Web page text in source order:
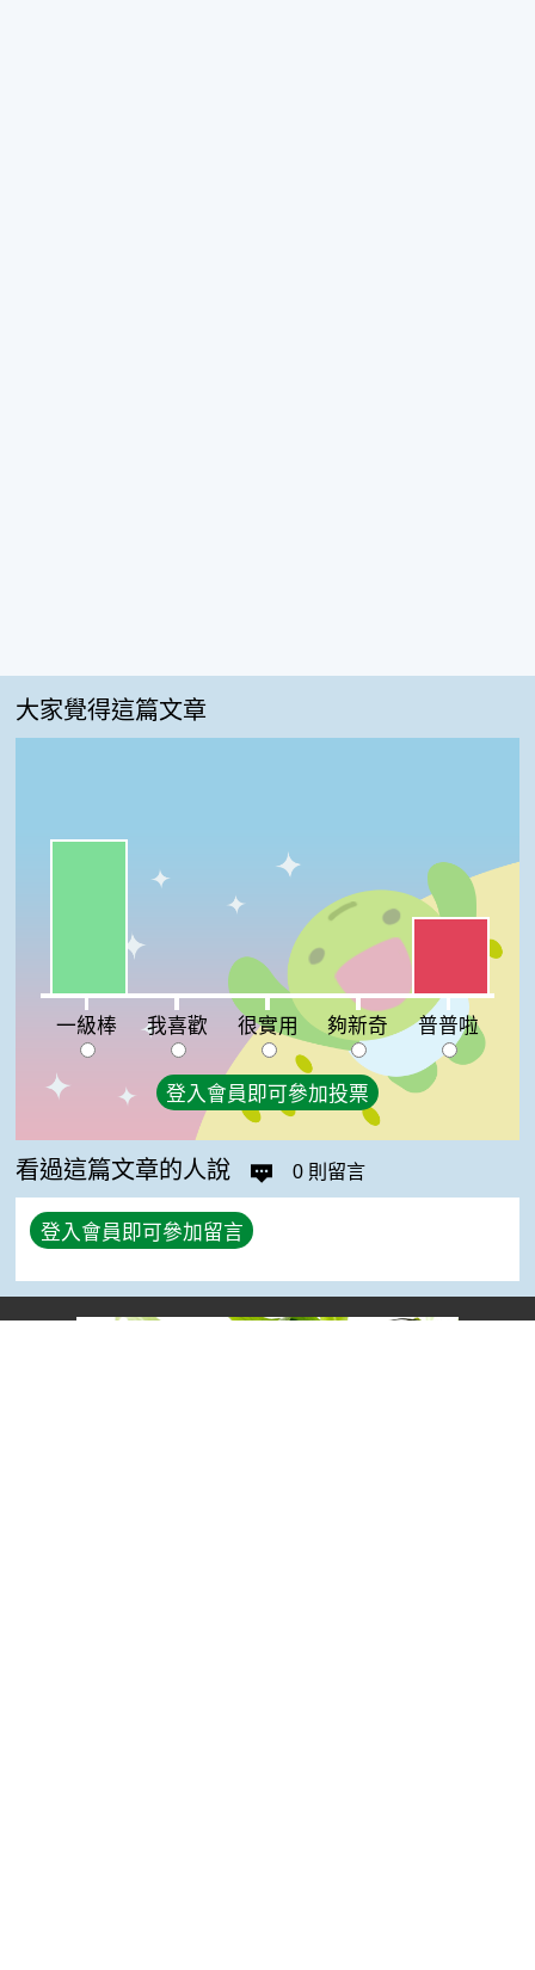
大家覺得這篇文章
我喜歡:0% 很實用:0% 夠新奇:0%
普普啦:33%
一級棒 我喜歡 很實用 夠新奇 普普啦
登入會員即可參加投票
看過這篇文章的人說 0 則留言
登入會員即可參加留言